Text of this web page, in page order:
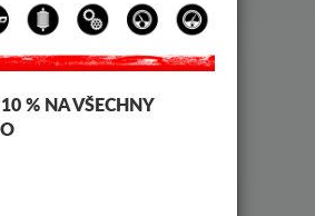
% NA VŠECHNY